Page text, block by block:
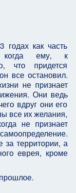
годах как часть
когда ему, к
что придется
все остановил.
не признает
Они ведь
вдруг они его
все их желания,
не признает
за территории, а
еврея, кроме